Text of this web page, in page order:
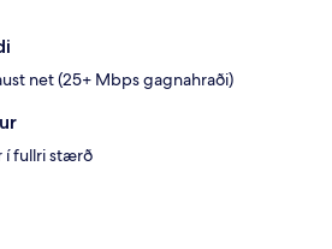
net (25+ Mbps gagnahraði)
í fullri stærð